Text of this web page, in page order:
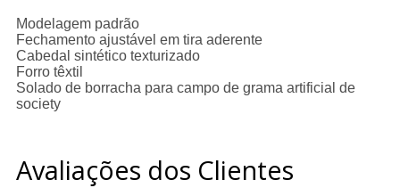
Modelagem padrão
Fechamento ajustável em tira aderente
Cabedal sintético texturizado
Forro têxtil
Solado de borracha para campo de grama artificial de
society
Avaliações dos Clientes